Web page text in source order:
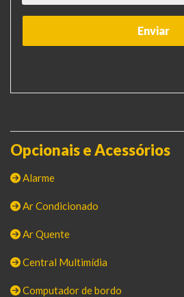
Opcionais e Acessórios
Alarme
Ar Condicionado
Ar Quente
Central Multimídia
Computador de bordo